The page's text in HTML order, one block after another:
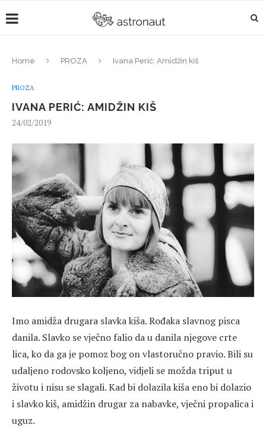
Home PROZA Ivana Perić: Amidžin kiš
PROZA
IVANA PERIĆ: AMIDŽIN KIŠ
24/02/2019
Imo amidža drugara slavka kiša. Rođaka slavnog pisca
danila. Slavko se vječno falio da u danila njegove crte
lica, ko da ga je pomoz bog on vlastoručno pravio. Bili su
udaljeno rodovsko koljeno, vidjeli se možda triput u
životu i nisu se slagali. Kad bi dolazila kiša eno bi dolazio
i slavko kiš, amidžin drugar za nabavke, vječni propalica i
uguz.